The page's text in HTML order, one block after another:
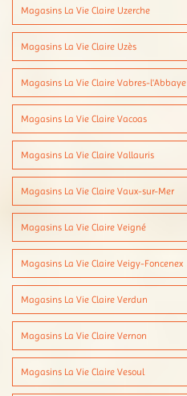
Magasins La Vie Claire Uzerche
Magasins La Vie Claire Uzès
Magasins La Vie Claire Vabres-l'Abbaye
Magasins La Vie Claire Vacoas
Magasins La Vie Claire Vallauris
Magasins La Vie Claire Vaux-sur-Mer
Magasins La Vie Claire Veigné
Magasins La Vie Claire Veigy-Foncenex
Magasins La Vie Claire Verdun
Magasins La Vie Claire Vernon
Magasins La Vie Claire Vesoul